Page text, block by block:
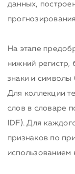
данных,
На этапе
нижний
знаки и символы
Для коллекции
слов в словаре
IDF). Для
признаков по
использованием